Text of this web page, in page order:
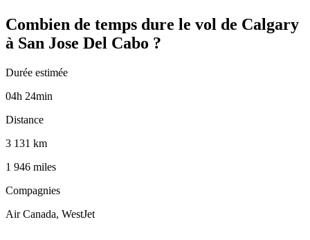
Combien de temps dure le vol de Calgary
à San Jose Del Cabo ?
Durée estimée
04h 24min
Distance
3 131 km
1 946 miles
Compagnies
Air Canada, WestJet